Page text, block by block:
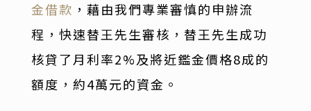
金借款 ，藉由我們專業審慎的申辦流
程，快速替王先生審核，替王先生成功
核貸了月利率2%及將近鑑金價格8成的
額度，約4萬元的資金。